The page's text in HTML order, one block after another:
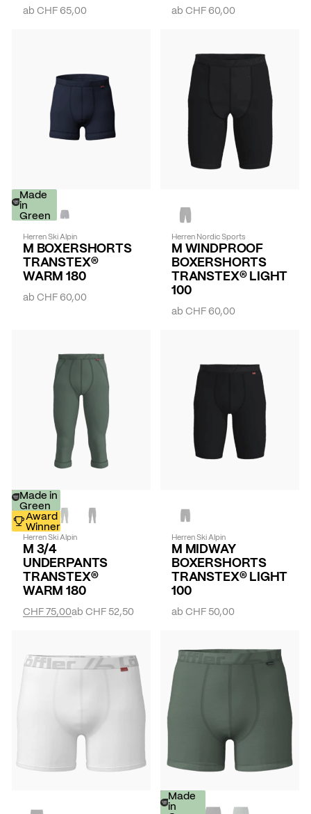
abCHF 65,00 abCHF 60,00
Made
in
Green
Herren Ski Alpin
M BOXERSHORTS
TRANSTEX®
WARM 180
abCHF 60,00
Herren Nordic Sports
M WINDPROOF
BOXERSHORTS
TRANSTEX® LIGHT
100
abCHF 60,00
-
30%
Award
Winner
Made in
Green
Herren Ski Alpin
M 3/4
UNDERPANTS
TRANSTEX®
WARM 180
abCHF 52,50
CHF 75,00
Herren Ski Alpin
M MIDWAY
BOXERSHORTS
TRANSTEX® LIGHT
100
abCHF 50,00
-
30%
Made
in